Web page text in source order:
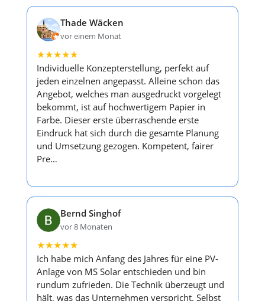
Thade Wäcken
vor einem Monat
★★★★★
Individuelle Konzepterstellung, perfekt auf
jeden einzelnen angepasst. Alleine schon das
Angebot, welches man ausgedruckt vorgelegt
bekommt, ist auf hochwertigem Papier in
Farbe. Dieser erste überraschende erste
Eindruck hat sich durch die gesamte Planung
und Umsetzung gezogen. Kompetent, fairer
Pre…
Bernd Singhof
vor 8 Monaten
★★★★★
Ich habe mich Anfang des Jahres für eine PV-
Anlage von MS Solar entschieden und bin
rundum zufrieden. Die Technik überzeugt und
hält, was das Unternehmen verspricht. Selbst